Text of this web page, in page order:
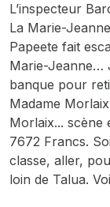
L’inspecteur
La Marie-
Papeete fait
Marie-Jeanne…
banque pour
Madame
Morlaix... scène
7672 Francs.
classe, aller,
loin de Talua.